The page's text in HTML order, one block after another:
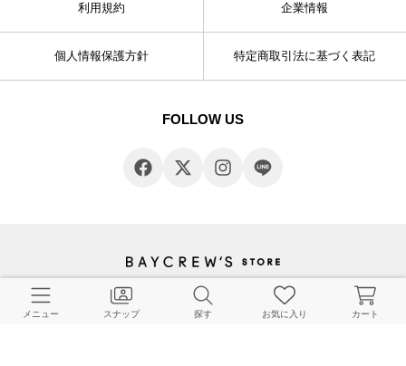
利用規約 企業情報
個人情報保護方針 特定商取引法に基づく表記
FOLLOW US
© BAYCREW’S CO., LTD. All rights reserved.
メニュー スナップ 探す お気に入り カート